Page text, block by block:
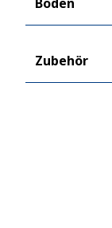
Zubehör